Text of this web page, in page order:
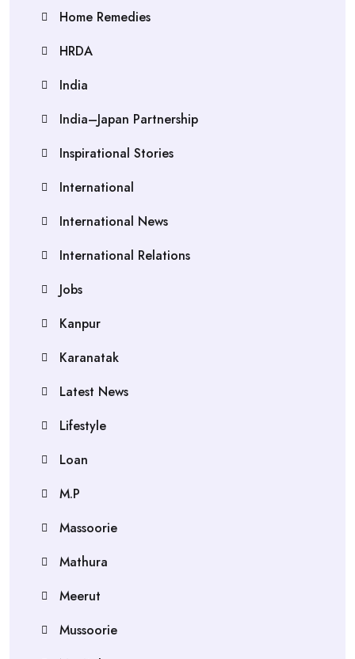
Home Remedies
HRDA
India
India–Japan Partnership
Inspirational Stories
International
International News
International Relations
Jobs
Kanpur
Karanatak
Latest News
Lifestyle
Loan
M.P
Massoorie
Mathura
Meerut
Mussoorie